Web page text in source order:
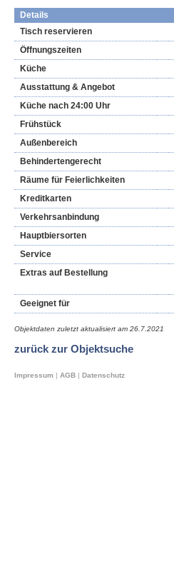
Details
Tisch reservieren
Öffnungszeiten
Küche
Ausstattung & Angebot
Küche nach 24:00 Uhr
Frühstück
Außenbereich
Behindertengerecht
Räume für Feierlichkeiten
Kreditkarten
Verkehrsanbindung
Hauptbiersorten
Service
Extras auf Bestellung
Geeignet für
Objektdaten zuletzt aktualisiert am 26.7.2021
zurück zur Objektsuche
Impressum | AGB | Datenschutz